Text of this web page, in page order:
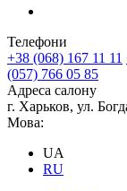
Телефони
+38 (068) 167 11 11
(057) 766 05 85
Адреса салону
г. Харьков, ул.
Мова:
UA
RU